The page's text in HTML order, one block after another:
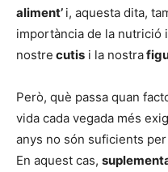
aliment’ i, aquesta dita,
importància de la nutrició
nostre cutis i la nostra
Però, què passa quan
vida cada vegada més
anys no són suficients
En aquest cas,